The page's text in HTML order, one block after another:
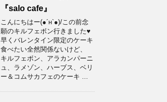
『salo cafe』
こんにちはー(●´н`●)/この前念
願のキルフェボン行きました♥
早くバレンタイン限定のケーキ
食べたい全然関係ないけど、
キルフェボン、アラカンパーニ
ュ、ラメゾン、ハーブス、ベリ
ー＆コムサカフェのケーキ ...